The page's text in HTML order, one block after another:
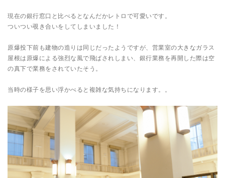
現在の銀行窓口と比べるとなんだかレトロで可愛いです。
ついつい覗き合いをしてしまいました！
原爆投下前も建物の造りは同じだったようですが、営業室の大きなガラス
屋根は原爆による強烈な風で飛ばされしまい、銀行業務を再開した際は空
の真下で業務をされていたそう。
当時の様子を思い浮かべると複雑な気持ちになります。。